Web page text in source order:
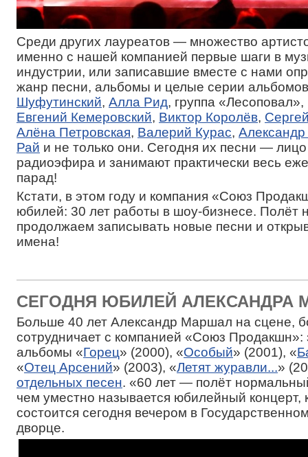
Среди других лауреатов — множество
именно с нашей компанией первые шаги в
индустрии, или записавшие вместе с нами
жанр песни, альбомы и целые серии
Шуфутинский, Алла Рид, группа
Евгений Кемеровский, Виктор Королёв,
Алёна Петровская, Валерий Курас,
Рай и не только они. Сегодня их песни —
радиоэфира и занимают практически весь
парад!
Кстати, в этом году и компания «Союз
юбилей: 30 лет работы в шоу-бизнесе. Полёт
продолжаем записывать новые песни и
имена!
СЕГОДНЯ ЮБИЛЕЙ АЛЕКСАНДРА
Больше 40 лет Александр Маршал на сцене,
сотрудничает с компанией «Союз Продакшн»:
альбомы «Горец» (2000), «Особый» (2001), «
«Отец Арсений» (2003), «Летят журавли...»
отдельных песен. «60 лет — полёт
чем уместно называется юбилейный концерт,
состоится сегодня вечером в
дворце.